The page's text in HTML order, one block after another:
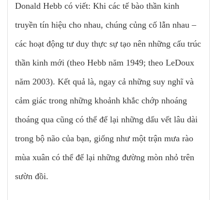
Donald Hebb có viết: Khi các tế bào thần kinh
truyền tín hiệu cho nhau, chúng củng cố lẫn nhau –
các hoạt động tư duy thực sự tạo nên những cấu trúc
thần kinh mới (theo Hebb năm 1949; theo LeDoux
năm 2003). Kết quả là, ngay cả những suy nghĩ và
cảm giác trong những khoảnh khắc chớp nhoáng
thoáng qua cũng có thể để lại những dấu vết lâu dài
trong bộ não của bạn, giống như một trận mưa rào
mùa xuân có thể để lại những đường mòn nhỏ trên
sườn đồi.